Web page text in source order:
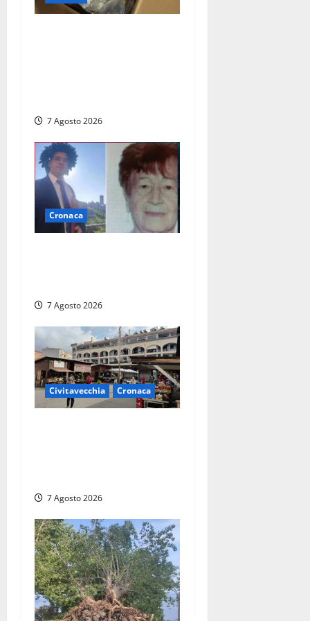
7 Agosto 2026
Cronaca
7 Agosto 2026
Civitavecchia Cronaca
7 Agosto 2026